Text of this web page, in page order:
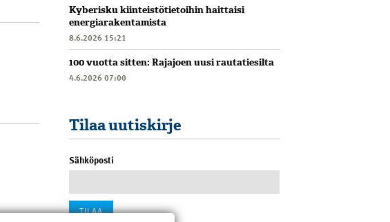
Kyberisku kiinteistötietoihin haittaisi
energiarakentamista
8.6.2026 15:21
100 vuotta sitten: Rajajoen uusi rautatiesilta
4.6.2026 07:00
Tilaa uutiskirje
Sähköposti